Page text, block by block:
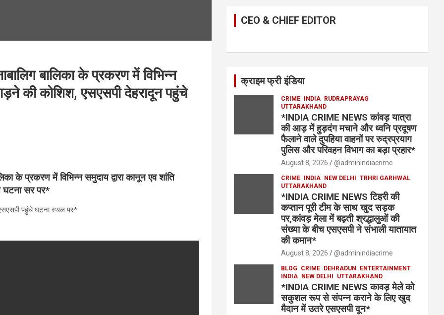
बालिका के प्रकरण में विभिन्न
की कोशिश, एसएसपी देहरादून पहुंचे
के प्रकरण में विभिन्न समुदाय द्वारा कानून एव शांति
घटना सर पर*
पहुंचे घटना स्थल पर*
CEO & CHIEF EDITOR
क्राइम फ्री इंडिया
CRIME INDIA
RUDRAPRAYAG
UTTARAKHAND
*INDIA CRIME NEWS कांवड़ यात्रा
की आड़ में हुड़दंग मचाने और ध्वनि प्रदूषण
फैलाने वाले दुपहिया वाहनों पर रुद्रप्रयाग
पुलिस और परिवहन विभाग का बड़ा प्रहार*
August 8, 2026 @adminindiacrime
CRIME INDIA NEW DELHI
TRHRI GARHWAL
UTTARAKHAND
*INDIA CRIME NEWS टिहरी की
कप्तान पूरी टीम के साथ खुद सड़क
पर,कांवड़ मेला में बढ़ती श्रद्धालुओं की
संख्या के बीच एसएसपी ने संभाली यातायात
की कमान*
August 8, 2026 @adminindiacrime
BLOG CRIME DEHRADUN
ENTERTAINMENT
INDIA
NEW DELHI UTTARAKHAND
*INDIA CRIME NEWS कावड़ मेले को
सकुशल रूप से संपन्न कराने के लिए खुद
मैदान में उतरे एसएसपी दून*